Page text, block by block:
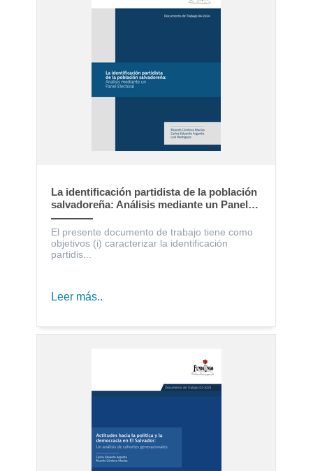
La identificación partidista de la población
salvadoreña: Análisis mediante un Panel
Electoral
El presente documento de trabajo tiene como
objetivos (i) caracterizar la identificación
partidis...
Leer más..